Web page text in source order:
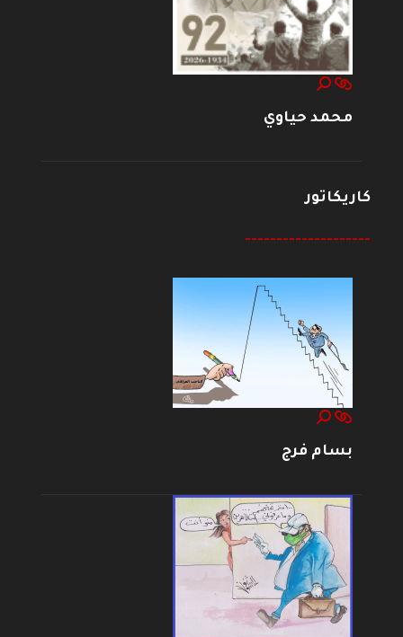
محمد حياوي
كاريكاتور
--------------------
بسام فرج